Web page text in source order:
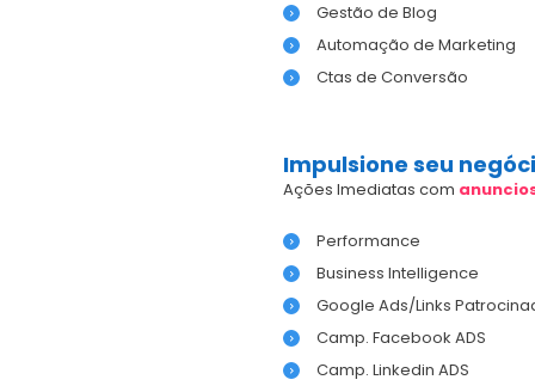
Gestão de Blog
Automação de Marketing
Ctas de Conversão
Impulsione seu
Ações Imediatas com
Performance
Business Intelligence
Google Ads/Links
Camp. Facebook ADS
Camp. Linkedin ADS